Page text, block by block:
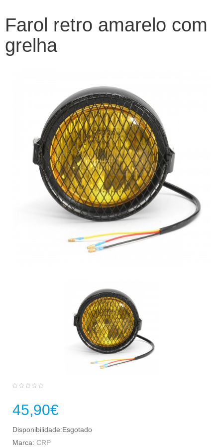
Farol retro amarelo com
grelha
45,90€
Disponibilidade:Esgotado
Marca: CRP